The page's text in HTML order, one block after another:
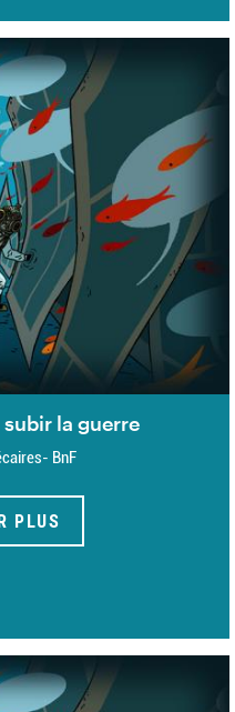
subir la guerre
BnF
PLUS